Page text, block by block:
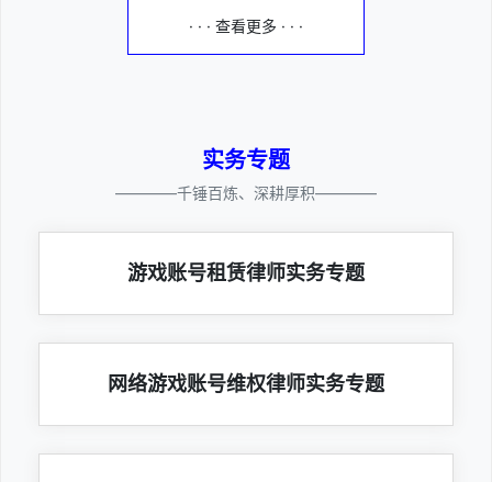
· · · 查看更多 · · ·
实务专题
————千锤百炼、深耕厚积————
游戏账号租赁律师实务专题
网络游戏账号维权律师实务专题